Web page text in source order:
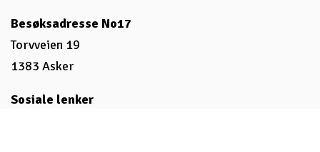
Besøksadresse No17
Torvveien 19
1383 Asker
Sosiale lenker